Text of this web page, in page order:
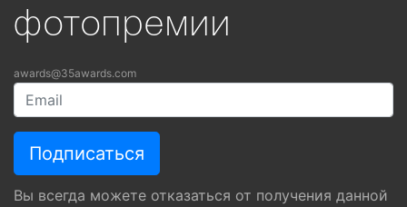
фотопремии
awards@35awards.com
Вы всегда можете отказаться от получения данной